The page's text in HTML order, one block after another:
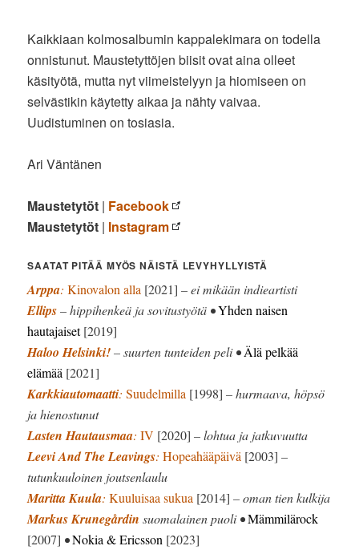
Kaikkiaan kolmosalbumin kappalekimara on todella
onnistunut. Maustetyttöjen biisit ovat aina olleet
käsityötä, mutta nyt viimeistelyyn ja hiomiseen on
selvästikin käytetty aikaa ja nähty vaivaa.
Uudistuminen on tosiasia.
Ari Väntänen
Maustetytöt | Facebook
Maustetytöt | Instagram
SAATAT PITÄÄ MYÖS NÄISTÄ LEVYHYLLYISTÄ
Arppa:Kinovalon alla [2021] – ei mikään indieartisti
Ellips– hippihenkeä ja sovitustyötä •Yhden naisen
hautajaiset[2019]
Haloo Helsinki!– suurten tunteiden peli •Älä pelkää
elämää [2021]
Karkkiautomaatti:Suudelmilla [1998] – hurmaava, höpsö
ja hienostunut
Lasten Hautausmaa:IV [2020] – lohtua ja jatkuvuutta
Leevi And The Leavings:Hopeahääpäivä [2003] –
tutunkuuloinen joutsenlaulu
Maritta Kuula:Kuuluisaa sukua [2014] – oman tien kulkija
Markus Krunegårdin suomalainen puoli •Mämmilärock
[2007] •Nokia & Ericsson [2023]